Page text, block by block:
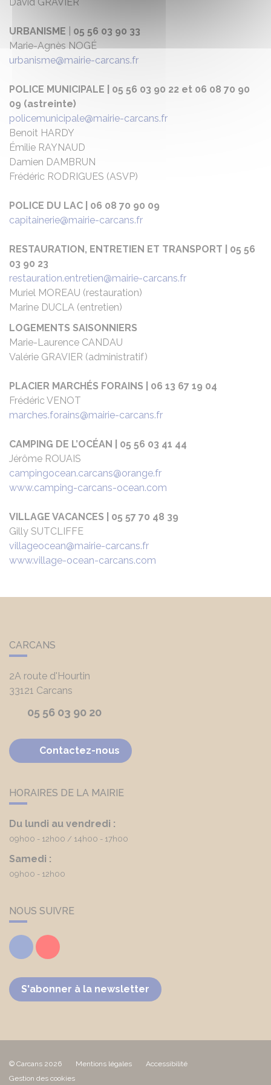
URBANISME
05 56 03 90 33
Marie-Agnès NOGÉ
urbanisme@mairie-carcans.fr
POLICE MUNICIPALE | 05 56 03 90 22 et 06 08 70 90
09 (astreinte)
policemunicipale@mairie-carcans.fr
Benoit HARDY
Émilie RAYNAUD
Damien DAMBRUN
Frédéric RODRIGUES (ASVP)
POLICE DU LAC | 06 08 70 90 09
capitainerie@mairie-carcans.fr
RESTAURATION, ENTRETIEN ET TRANSPORT | 05 56
03 90 23
restauration.entretien@mairie-carcans.fr
Muriel MOREAU (restauration)
Marine DUCLA (entretien)
LOGEMENTS SAISONNIERS
Marie-Laurence CANDAU
Valérie GRAVIER (administratif)
PLACIER MARCHÉS FORAINS | 06 13 67 19 04
Frédéric VENOT
marches.forains@mairie-carcans.fr
CAMPING DE L’OCÉAN | 05 56 03 41 44
Jérôme ROUAIS
campingocean.carcans@orange.fr
www.camping-carcans-ocean.com
VILLAGE VACANCES | 05 57 70 48 39
Gilly SUTCLIFFE
villageocean@mairie-carcans.fr
www.village-ocean-carcans.com
CARCANS
2A route d'Hourtin
33121 Carcans
05 56 03 90 20
Contactez-nous
HORAIRES DE LA MAIRIE
Du lundi au vendredi :
09h00 - 12h00 14h00 - 17h00
Samedi :
09h00 - 12h00
NOUS SUIVRE
FacebookYoutube
S'abonner à la newsletter
© Carcans 2026 Mentions légales
Accessibilité
Gestion des cookies